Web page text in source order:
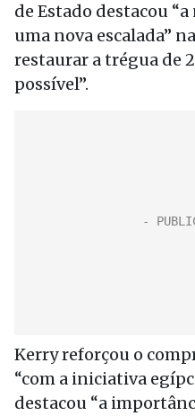
de Estado destacou
uma nova escalada”
restaurar a trégua de
possível”.
Kerry reforçou o
“com a iniciativa
destacou “a